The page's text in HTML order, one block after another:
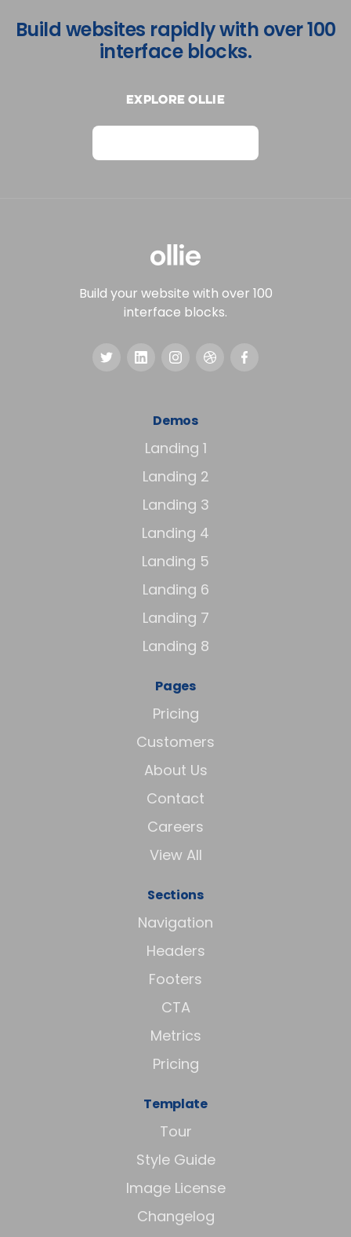
Build websites rapidly with over 100
interface blocks.
Explore Ollie
Build your website with over 100
interface blocks.
Demos
Landing 1
Landing 2
Landing 3
Landing 4
Landing 5
Landing 6
Landing 7
Landing 8
Pages
Pricing
Customers
About Us
Contact
Careers
View All
Sections
Navigation
Headers
Footers
CTA
Metrics
Pricing
Template
Tour
Style Guide
Image License
Changelog